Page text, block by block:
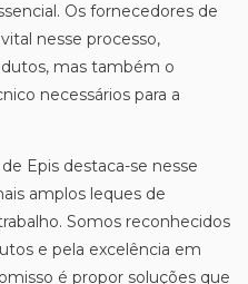
Os fornecedores de
nesse processo,
mas também o
necessários para a
Epis destaca-se nesse
amplos leques de
Somos reconhecidos
e pela excelência em
é propor soluções que